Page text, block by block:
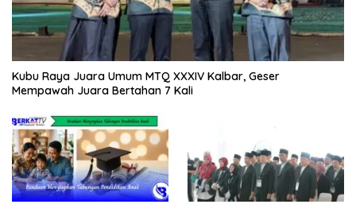
Kubu Raya Juara Umum MTQ XXXIV Kalbar, Geser
Mempawah Juara Bertahan 7 Kali